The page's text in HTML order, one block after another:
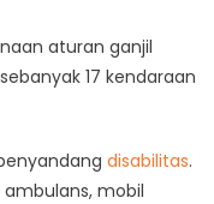
aturan ganjil
17 kendaraan
disabilitas.
mobil